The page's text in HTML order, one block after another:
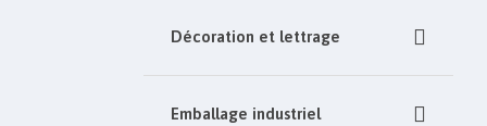
Décoration et lettrage
Emballage industriel